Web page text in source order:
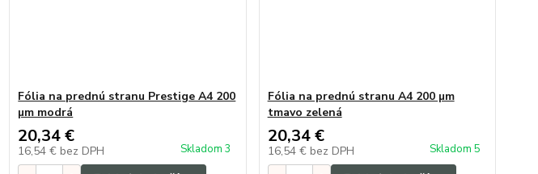
Fólia na prednú stranu Prestige A4 200
µm modrá
20,34 €
16,54 € bez DPH Skladom 3
Fólia na prednú stranu A4 200 µm
tmavo zelená
20,34 €
16,54 € bez DPH Skladom 5